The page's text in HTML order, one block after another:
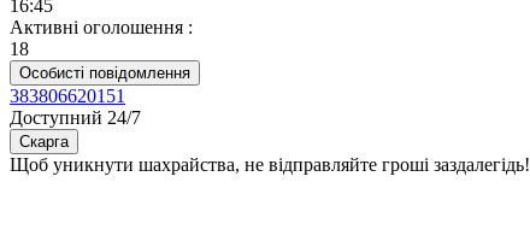
16:45
Активні оголошення :
18
Особисті повідомлення
383806620151
Доступний 24/7
Скарга
Щоб уникнути шахрайства, не відправляйте гроші заздалегідь!